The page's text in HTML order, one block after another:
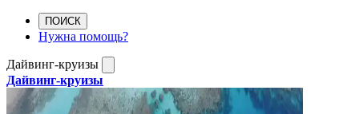
ПОИСК
Нужна помощь?
Дайвинг-круизы
Дайвинг-круизы